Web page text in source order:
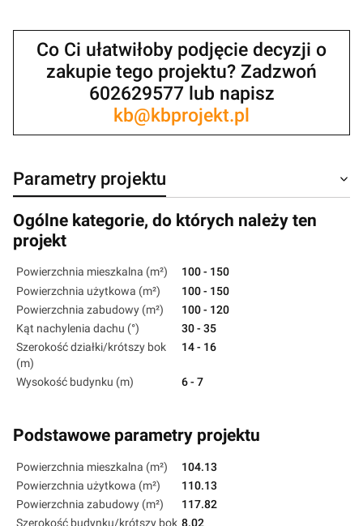
Co Ci ułatwiłoby podjęcie decyzji o
zakupie tego projektu? Zadzwoń
602629577 lub napisz
kb@kbprojekt.pl
Parametry projektu
Ogólne kategorie, do których należy ten
projekt
Powierzchnia mieszkalna (m²)
100 - 150
Powierzchnia użytkowa (m²)
100 - 150
Powierzchnia zabudowy (m²)
100 - 120
Kąt nachylenia dachu (°)
30 - 35
Szerokość działki/krótszy bok
(m)
14 - 16
Wysokość budynku (m) 6 - 7
Podstawowe parametry projektu
Powierzchnia mieszkalna (m²)
104.13
Powierzchnia użytkowa (m²)
110.13
Powierzchnia zabudowy (m²)
117.82
Szerokość budynku/krótszy bok 8.02